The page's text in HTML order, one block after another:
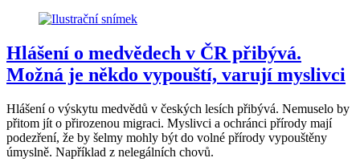
Hlášení o medvědech v ČR přibývá.
Možná je někdo vypouští, varují myslivci
Hlášení o výskytu medvědů v českých lesích přibývá. Nemuselo by
přitom jít o přirozenou migraci. Myslivci a ochránci přírody mají
podezření, že by šelmy mohly být do volné přírody vypouštěny
úmyslně. Například z nelegálních chovů.